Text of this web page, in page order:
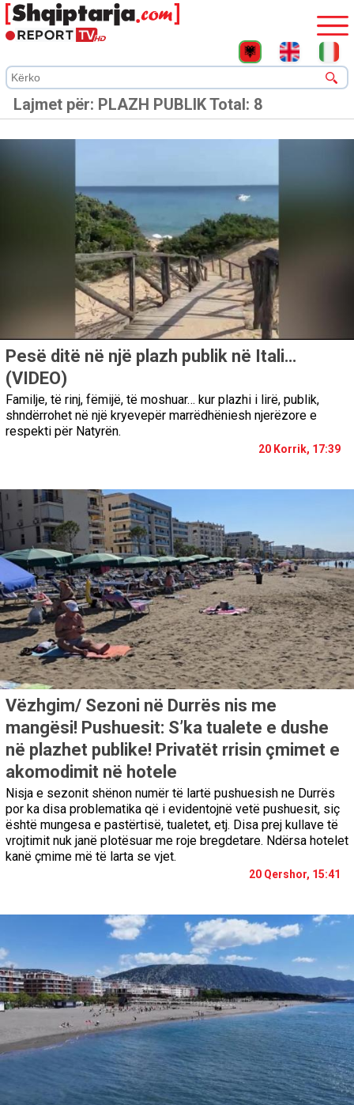
Lajmet për: PLAZH PUBLIKTotal: 8
Pesë ditë në një plazh publik në Itali…
(VIDEO)
Familje, të rinj, fëmijë, të moshuar… kur plazhi i lirë, publik,
shndërrohet në një kryevepër marrëdhëniesh njerëzore e
respekti për Natyrën.
20 Korrik, 17:39
Vëzhgim/ Sezoni në Durrës nis me
mangësi! Pushuesit: S’ka tualete e dushe
në plazhet publike! Privatët rrisin çmimet e
akomodimit në hotele
Nisja e sezonit shënon numër të lartë pushuesish ne Durrës
por ka disa problematika që i evidentojnë vetë pushuesit, siç
është mungesa e pastërtisë, tualetet, etj. Disa prej kullave të
vrojtimit nuk janë plotësuar me roje bregdetare. Ndërsa hotelet
kanë çmime më të larta se vjet.
20 Qershor, 15:41